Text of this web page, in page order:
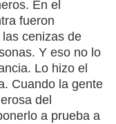
En el
fueron
cenizas de
Y eso no lo
Lo hizo el
Cuando la gente
del
a prueba a